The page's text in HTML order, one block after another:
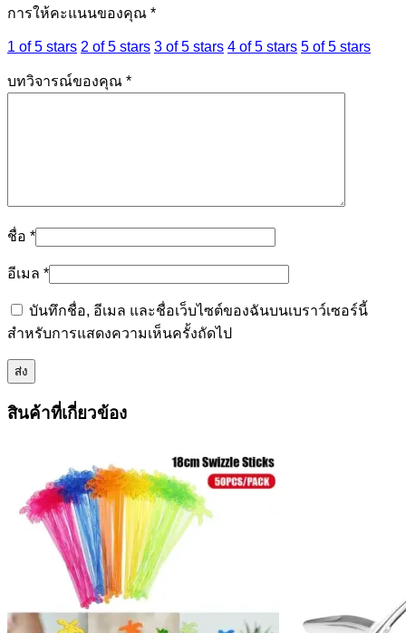
การให้คะแนนของคุณ *
1 of 5 stars 2 of 5 stars 3 of 5 stars 4 of 5 stars 5 of 5 stars
บทวิจารณ์ของคุณ *
ชื่อ *
อีเมล *
บันทึกชื่อ, อีเมล และชื่อเว็บไซต์ของฉันบนเบราว์เซอร์นี้
สำหรับการแสดงความเห็นครั้งถัดไป
สินค้าที่เกี่ยวข้อง